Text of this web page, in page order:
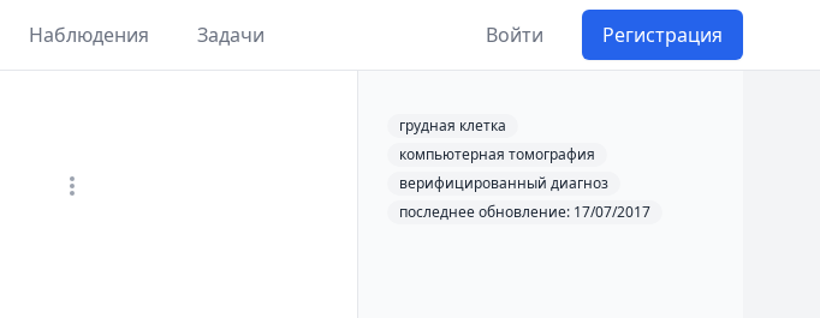
Наблюдения Задачи Войти Регистрация
грудная клетка
компьютерная томография
верифицированный диагноз
последнее обновление: 17/07/2017